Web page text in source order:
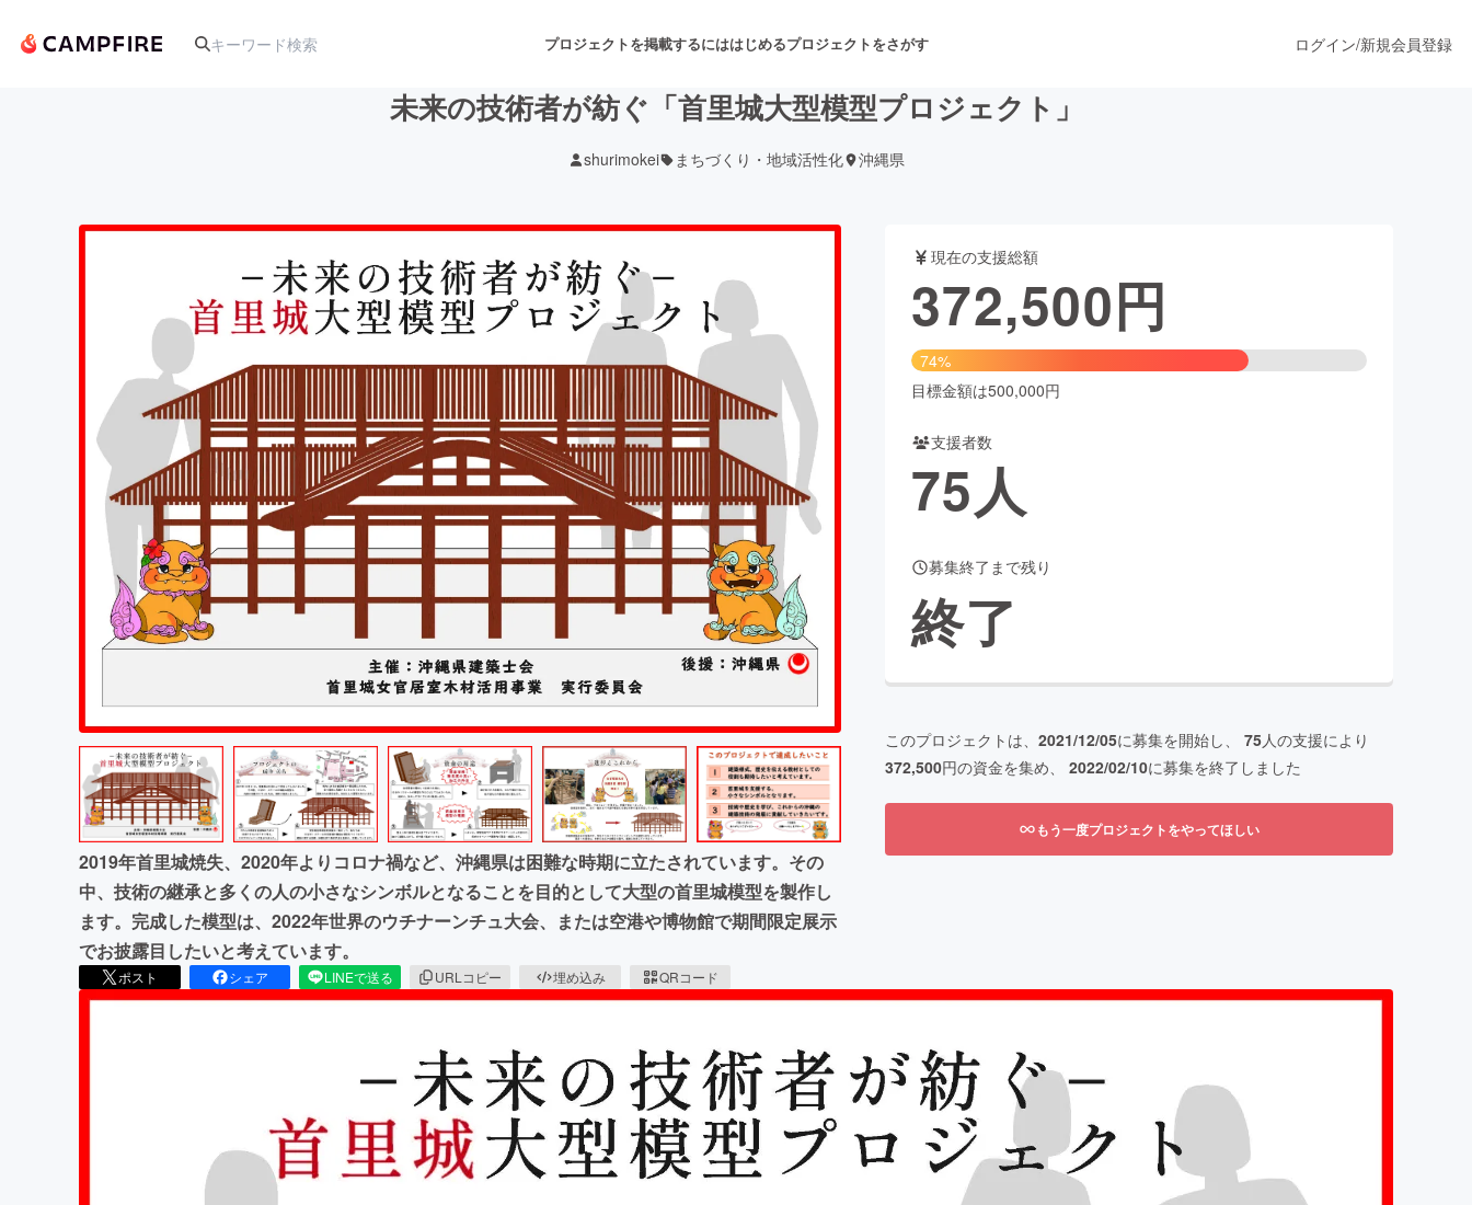
プロジェクトを掲載するにははじめるプロジェクトをさがす
アート・写真 音楽 舞台・パフォーマンス
テクノロジー・ガジェット ゲーム・サービス開発 ファッション
映像・映画 書籍・雑誌出版 アニメ・漫画
ビジネス・起業 チャレンジ ビューティー・ヘルスケア
まちづくり・地域活性化
CAMPFIRE for Social GoodCAMPFIRE Creation
CAMPFIREふるさと納税machi-ya
ログイン/新規会員登録
未来の技術者が紡ぐ「首里城大型模型プロジェクト」
shurimokei まちづくり・地域活性化 沖縄県
2019年首里城焼失、2020年よりコロナ禍など、沖縄県は困難な時期に立たされています。その
中、技術の継承と多くの人の小さなシンボルとなることを目的として大型の首里城模型を製作し
ます。完成した模型は、2022年世界のウチナーンチュ大会、または空港や博物館で期間限定展示
でお披露目したいと考えています。
ポスト シェア LINEで送る URLコピー 埋め込み QRコード
現在の支援総額
372,500円
74%
目標金額は500,000円
支援者数
75人
募集終了まで残り
終了
このプロジェクトは、 2021/12/05に募集を開始し、 75人の支援により
372,500円の資金を集め、 2022/02/10に募集を終了しました
もう一度プロジェクトをやってほしい